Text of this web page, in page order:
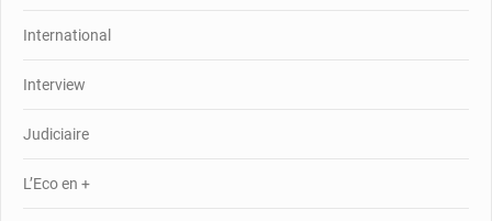
International
Interview
Judiciaire
L’Eco en +